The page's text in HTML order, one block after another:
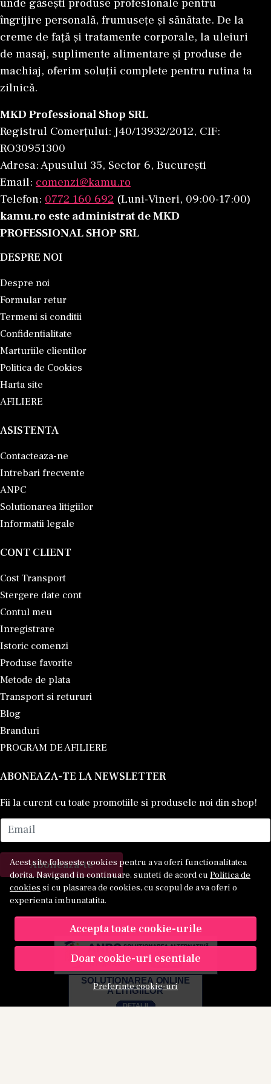
Acest site foloseste cookies pentru a va oferi functionalitatea
dorita. Navigand in continuare, sunteti de acord cu Politica de
cookies si cu plasarea de cookies, cu scopul de a va oferi o
experienta imbunatatita.
Accepta toate cookie-urile
Doar cookie-uri esentiale
Preferinte cookie-uri
unde găsești produse profesionale pentru
îngrijire personală, frumusețe și sănătate. De la
creme de față și tratamente corporale, la uleiuri
de masaj, suplimente alimentare și produse de
machiaj, oferim soluții complete pentru rutina ta
zilnică.
MKD Professional Shop SRL
Registrul Comerțului: J40/13932/2012, CIF:
RO30951300
Adresa: Apusului 35, Sector 6, București
Email: comenzi@kamu.ro
Telefon: 0772 160 692 (Luni-Vineri, 09:00-17:00)
kamu.ro este administrat de MKD
PROFESSIONAL SHOP SRL
DESPRE NOI
Despre noi
Formular retur
Termeni si conditii
Confidentialitate
Marturiile clientilor
Politica de Cookies
Harta site
AFILIERE
ASISTENTA
Contacteaza-ne
Intrebari frecvente
ANPC
Solutionarea litigiilor
Informatii legale
CONT CLIENT
Cost Transport
Stergere date cont
Contul meu
Inregistrare
Istoric comenzi
Produse favorite
Metode de plata
Transport si retururi
Blog
Branduri
PROGRAM DE AFILIERE
ABONEAZA-TE LA NEWSLETTER
Fii la curent cu toate promotiile si produsele noi din shop!
Email
Aboneaza-te